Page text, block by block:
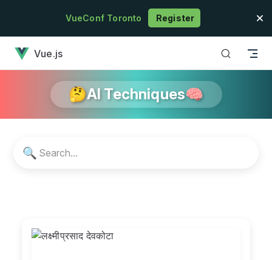
Skip to contentVueConf Toronto Register
Vue.js
🤔AI Techniques🧠
🔍